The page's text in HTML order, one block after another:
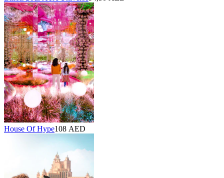
House Of Hype108 AED